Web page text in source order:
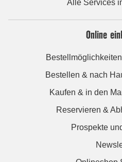
Alle Services
Online
Bestellen & nach
Kaufen & in den
Reservieren &
Prospekte